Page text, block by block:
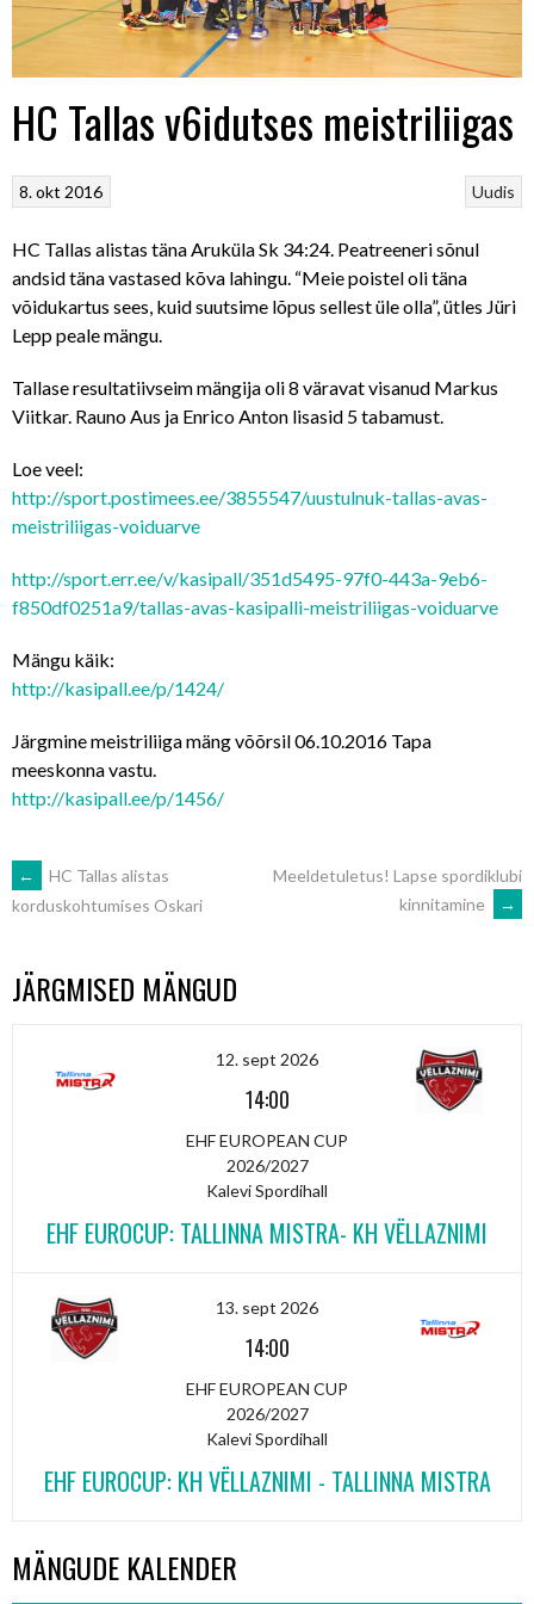
HC Tallas v6idutses meistriliigas
Uudis
8. okt 2016
HC Tallas alistas täna Aruküla Sk 34:24. Peatreeneri sõnul
andsid täna vastased kõva lahingu. “Meie poistel oli täna
võidukartus sees, kuid suutsime lõpus sellest üle olla”, ütles Jüri
Lepp peale mängu.
Tallase resultatiivseim mängija oli 8 väravat visanud Markus
Viitkar. Rauno Aus ja Enrico Anton lisasid 5 tabamust.
Loe veel:
http://sport.postimees.ee/3855547/uustulnuk-tallas-avas-
meistriliigas-voiduarve
http://sport.err.ee/v/kasipall/351d5495-97f0-443a-9eb6-
f850df0251a9/tallas-avas-kasipalli-meistriliigas-voiduarve
Mängu käik:
http://kasipall.ee/p/1424/
Järgmine meistriliiga mäng võõrsil 06.10.2016 Tapa
meeskonna vastu.
http://kasipall.ee/p/1456/
POST
NAVIGATION
←
HC Tallas alistas
korduskohtumises Oskari
Meeldetuletus! Lapse spordiklubi
kinnitamine
→
JÄRGMISED MÄNGUD
12. sept 2026
14:00
EHF EUROPEAN CUP
2026/2027
Kalevi Spordihall
EHF EUROCUP: TALLINNA MISTRA- KH VËLLAZNIMI
13. sept 2026
14:00
EHF EUROPEAN CUP
2026/2027
Kalevi Spordihall
EHF EUROCUP: KH VËLLAZNIMI - TALLINNA MISTRA
MÄNGUDE KALENDER